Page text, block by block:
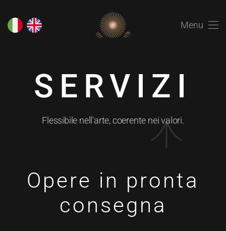
Menu
SERVIZI
Flessibile nell'arte, coerente nei valori.
Opere in pronta
consegna